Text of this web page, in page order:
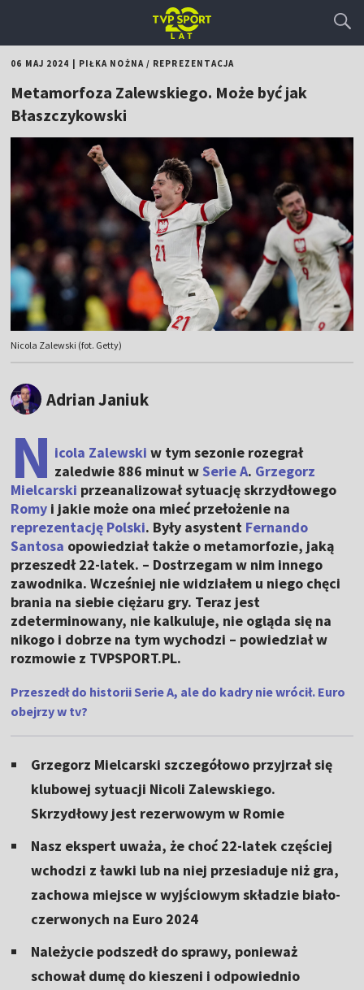
06 MAJ 2024 PIŁKA NOŻNA/ REPREZENTACJA
Metamorfoza Zalewskiego. Może być jak
Błaszczykowski
Nicola Zalewski (fot. Getty)
Adrian Janiuk
N icola Zalewski w tym sezonie rozegrał
zaledwie 886 minut wSerie A. Grzegorz
Mielcarski przeanalizował sytuację skrzydłowego
Romy i jakie może ona mieć przełożenie na
reprezentację Polski. Były asystent Fernando
Santosa opowiedział także o metamorfozie, jaką
przeszedł 22-latek. – Dostrzegam w nim innego
zawodnika. Wcześniej nie widziałem u niego chęci
brania na siebie ciężaru gry. Teraz jest
zdeterminowany, nie kalkuluje, nie ogląda się na
nikogo i dobrze na tym wychodzi – powiedział w
rozmowie z TVPSPORT.PL.
Przeszedł do historii Serie A, ale do kadry nie wrócił. Euro
obejrzy w tv?
Grzegorz Mielcarski szczegółowo przyjrzał się
klubowej sytuacji Nicoli Zalewskiego.
Skrzydłowy jest rezerwowym w Romie
Nasz ekspert uważa, że choć 22-latek częściej
wchodzi z ławki lub na niej przesiaduje niż gra,
zachowa miejsce w wyjściowym składzie biało-
czerwonych na Euro 2024
Należycie podszedł do sprawy, ponieważ
schował dumę do kieszeni i odpowiednio